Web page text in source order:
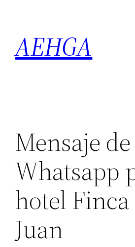
contenido
AEHGA
Mensaje de
Whatsapp
hotel
Juan